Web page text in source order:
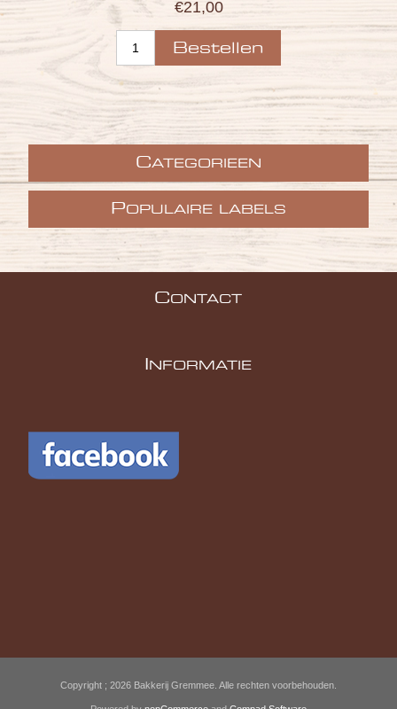
€21,00
CATEGORIEEN
POPULAIRE LABELS
CONTACT
NFORMATIE
Copyright ; 2026 Bakkerij Gremmee. Alle rechten voorbehouden.